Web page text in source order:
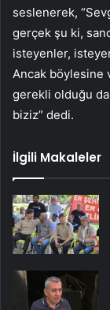
seslenerek,
gerçek şu ki,
isteyenler,
Ancak böylesine
gerekli olduğu
biziz” dedi.
İlgili Makaleler